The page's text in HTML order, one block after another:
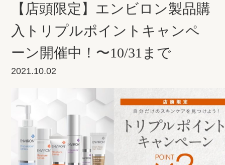
【店頭限定】エンビロン製品購
入トリプルポイントキャンペ
ーン開催中！〜10/31まで
2021.10.02